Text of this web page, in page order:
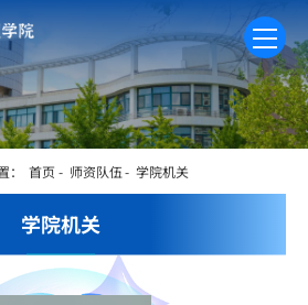
学院机关
： 首页 - 师资队伍 - 学院机关